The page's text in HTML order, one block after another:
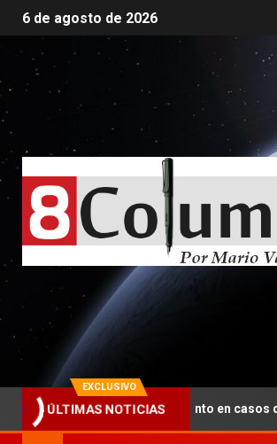
6 de agosto de 2026
EXCLUSIVO
ÚLTIMAS NOTICIAS
brindar acompañamiento en casos de